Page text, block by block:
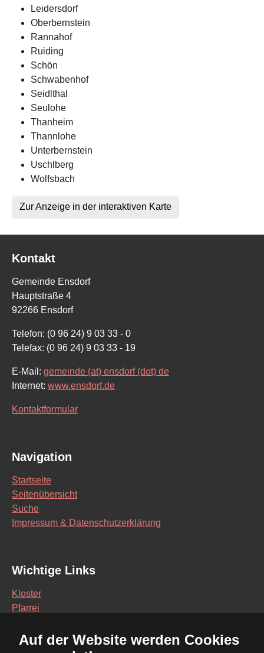
Auf der Website werden Cookies
Leidersdorf
Oberbernstein
Rannahof
Ruiding
Schön
Schwabenhof
Seidlthal
Seulohe
Thanheim
Thannlohe
Unterbernstein
Uschlberg
Wolfsbach
Zur Anzeige in der interaktiven Karte
Kontakt
Gemeinde Ensdorf
Hauptstraße 4
92266 Ensdorf
Telefon: (0 96 24) 9 03 33 - 0
Telefax: (0 96 24) 9 03 33 - 19
E-Mail: gemeinde (at) ensdorf (dot) de
Internet: www.ensdorf.de
Kontaktformular
Navigation
Startseite
Seitenübersicht
Suche
Impressum & Datenschutzerklärung
Wichtige Links
Kloster
Pfarrei
Vereine